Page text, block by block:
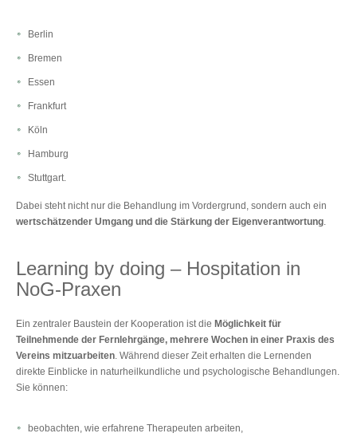
Berlin
Bremen
Essen
Frankfurt
Köln
Hamburg
Stuttgart.
Dabei steht nicht nur die Behandlung im Vordergrund, sondern auch ein
wertschätzender Umgang und die Stärkung der Eigenverantwortung
Learning by doing ‒ Hospitation in
NoG-Praxen
Ein zentraler Baustein der Kooperation ist die Möglichkeit für
Teilnehmende der Fernlehrgänge, mehrere Wochen in einer Praxis des
Vereins mitzuarbeiten . Während dieser Zeit erhalten die Lernenden
direkte Einblicke in naturheilkundliche und psychologische Behandlungen.
Sie können:
beobachten, wie erfahrene Therapeuten arbeiten,